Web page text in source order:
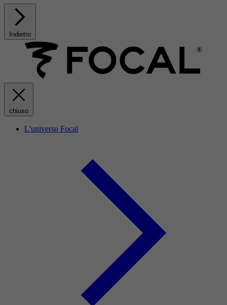
Indietro
chiuso
L'universo Focal